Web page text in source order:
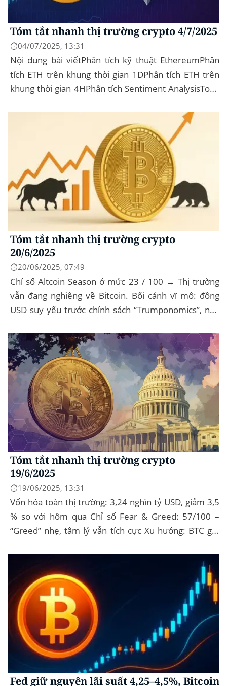
Tóm tắt nhanh thị trường crypto 4/7/2025
⏱️04/07/2025, 13:31
Nội dung bài viếtPhân tích kỹ thuật EthereumPhân
tích ETH trên khung thời gian 1DPhân tích ETH trên
khung thời gian 4HPhân tích Sentiment AnalysisToàn
Tóm tắt nhanh thị trường crypto
20/6/2025
⏱️20/06/2025, 07:49
Chỉ số Altcoin Season ở mức 23 / 100 → Thị trường
vẫn đang nghiêng về Bitcoin. Bối cảnh vĩ mô: đồng
USD suy yếu trước chính sách “Trumponomics”, nhà
Tóm tắt nhanh thị trường crypto
19/6/2025
⏱️19/06/2025, 13:31
Vốn hóa toàn thị trường: 3,24 nghìn tỷ USD, giảm 3,5
% so với hôm qua Chỉ số Fear & Greed: 57/100 –
“Greed” nhẹ, tâm lý vẫn tích cực Xu hướng: BTC giữ
Fed giữ nguyên lãi suất 4,25–4,5%, Bitcoin